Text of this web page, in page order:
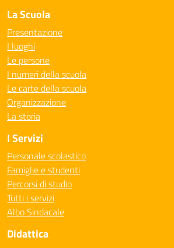
La Scuola
Presentazione
I luoghi
Le persone
I numeri della scuola
Le carte della scuola
Organizzazione
La storia
I Servizi
Personale scolastico
Famiglie e studenti
Percorsi di studio
Tutti i servizi
Albo Sindacale
Didattica